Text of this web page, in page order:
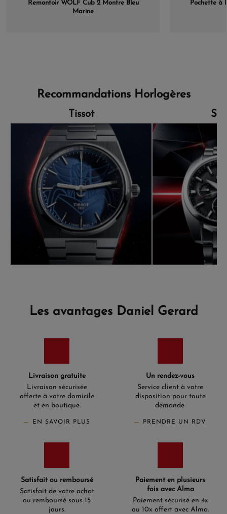
Remontoir WOLF Cub 2 Montre Bleu
Marine
Pochette à
Recommandations Horlogères
Tissot
Les avantages Daniel Gerard
Livraison gratuite
Livraison sécurisée
offerte à votre domicile
et en boutique.
EN SAVOIR PLUS
Un rendez-vous
Service client à votre
disposition pour toute
demande.
PRENDRE UN RDV
Satisfait ou remboursé
Satisfait de votre achat
ou remboursé sous 15
jours.
Paiement en plusieurs
fois avec Alma
Paiement sécurisé en 4x
ou 10x offert avec Alma.